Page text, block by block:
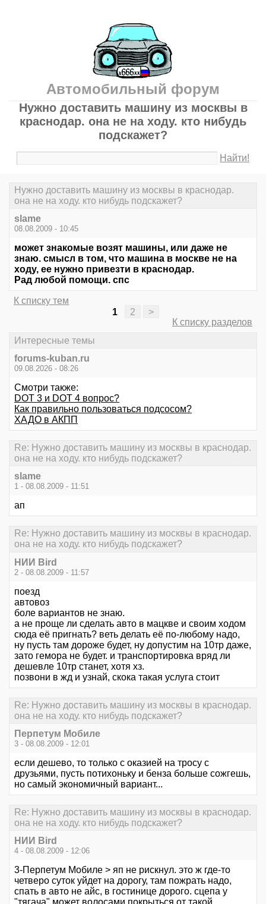
Автомобильный форум
Нужно доставить машину из москвы в
краснодар. она не на ходу. кто нибудь
подскажет?
Найти!
Нужно доставить машину из москвы в краснодар.
она не на ходу. кто нибудь подскажет?
slame
08.08.2009 - 10:45
может знакомые возят машины, или даже не
знаю. смысл в том, что машина в москве не на
ходу, ее нужно привезти в краснодар.
Рад любой помощи. спс
К списку тем
1
2
>
К списку разделов
Интересные темы
forums-kuban.ru
09.08.2026 - 08:26
Смотри также:
DOT 3 и DOT 4 вопрос?
Как правильно пользоваться подсосом?
ХАДО в АКПП
Re: Нужно доставить машину из москвы в краснодар.
она не на ходу. кто нибудь подскажет?
slame
1 - 08.08.2009 - 11:51
ап
Re: Нужно доставить машину из москвы в краснодар.
она не на ходу. кто нибудь подскажет?
НИИ Bird
2 - 08.08.2009 - 11:57
поезд
автовоз
боле вариантов не знаю.
а не проще ли сделать авто в мацкве и своим ходом
сюда её пригнать? веть делать её по-любому надо,
ну пусть там дороже будет, ну допустим на 10тр даже,
зато гемора не будет. и транспортировка вряд ли
дешевле 10тр станет, хотя хз.
позвони в жд и узнай, скока такая услуга стоит
Re: Нужно доставить машину из москвы в краснодар.
она не на ходу. кто нибудь подскажет?
Перпетум Мобиле
3 - 08.08.2009 - 12:01
если дешево, то только с оказией на тросу с
друзьями, пусть потихоньку и бенза больше сожгешь,
но самый экономичный вариант...
Re: Нужно доставить машину из москвы в краснодар.
она не на ходу. кто нибудь подскажет?
НИИ Bird
4 - 08.08.2009 - 12:06
3-Перпетум Мобиле > яп не рискнул. это ж где-то
четверо суток уйдет на дорогу, там пожрать надо,
спать в авто не айс, в гостинице дорого. сцепа у